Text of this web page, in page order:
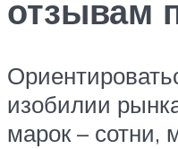
отзывам
изобилии
марок – сотни,